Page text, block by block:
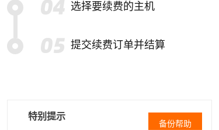
选择要续费的主机
提交续费订单并结算
特别提示
备份帮助